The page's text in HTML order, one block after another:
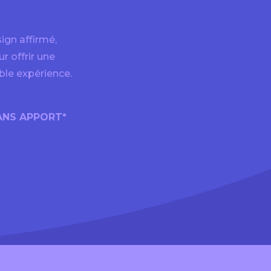
affirmé,
offrir une
expérience.
APPORT*